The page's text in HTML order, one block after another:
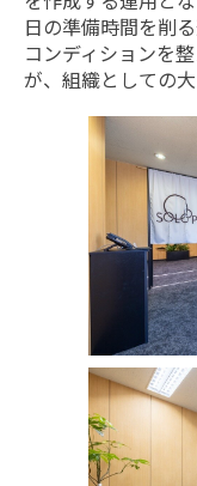
日の準備時間を削
コンディションを
が、組織としての